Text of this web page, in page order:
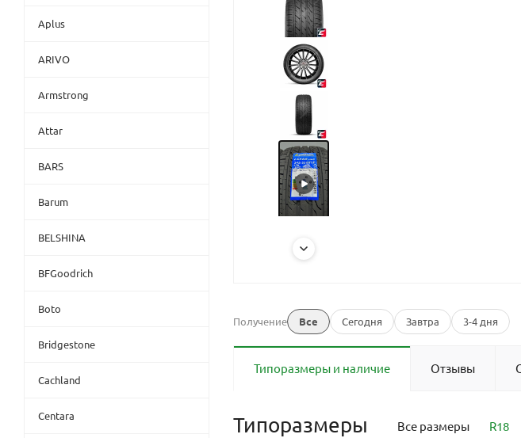
Получение Все Сегодня Завтра 3-4 дня
Типоразмеры и наличие Отзывы
Типоразмеры Все размеры R18
Aplus
ARIVO
Armstrong
Attar
BARS
Barum
BELSHINA
BFGoodrich
Boto
Bridgestone
Cachland
Centara